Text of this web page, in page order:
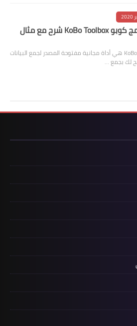
ما هو برنامج كوبو KoBo Toolbox شرح مع مثال
ما هو KoBo Toolbox ؟ KoBo Toolbox هي أداة مجانية مفتوحة المصدر لجمع البيانات
لك بجمع …